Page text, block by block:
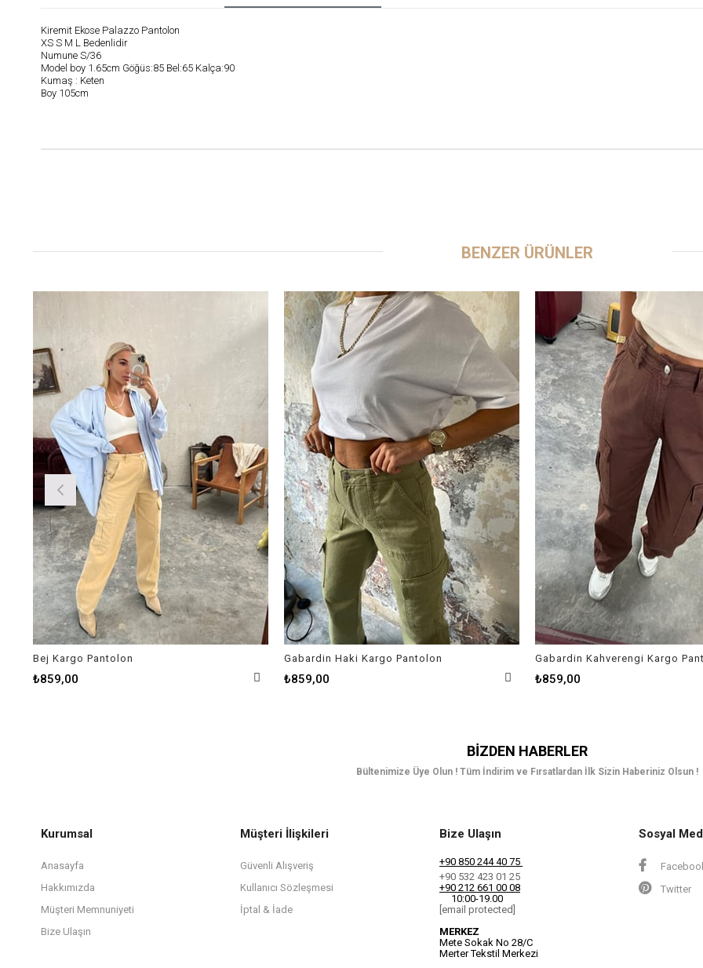
Kiremit Ekose Palazzo Pantolon
XS S M L Bedenlidir
Numune S/36
Model boy 1.65cm Göğüs:85 Bel:65 Kalça:90
Kumaş : Keten
Boy 105cm
BENZER ÜRÜNLER
Bej Kargo Pantolon
₺859,00
Gabardin Haki Kargo Pantolon
₺859,00
Gabardin Kahverengi Kargo
₺859,00
BIZDEN HABERLER
Bültenimize Üye Olun ! Tüm İndirim ve Fırsatlardan İlk Sizin Haberiniz Olsun !
Kurumsal
Anasayfa
Hakkımızda
Müşteri Memnuniyeti
Bize Ulaşın
Müşteri İlişkileri
Güvenli Alışveriş
Kullanıcı Sözleşmesi
İptal & İade
Bize Ulaşın
+90 850 244 40 75
+90 532 423 01 25
+90 212 661 00 08
10:00-19.00
[email protected]
MERKEZ
Mete Sokak No 28/C
Merter Tekstil Merkezi
Sosyal
Twitter